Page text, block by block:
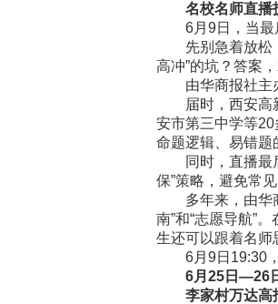
名校名师直播
6月9日，当最后
先别急着放松！
高冲”的坑？答案
由华商报社主办
届时，西安高新
安市第三中学等
命题逻辑、易错
同时，直播最后
保”策略，避免常见
多年来，由华商
南”和“志愿导航”
生还可以跟着名师
6月9日19:30，
6月25日—26
李家村万达高